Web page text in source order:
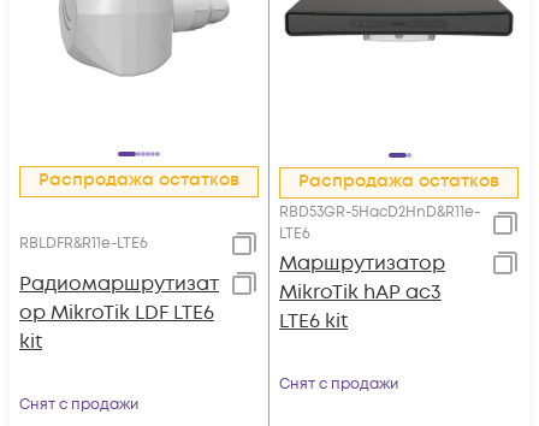
Распродажа остатков
RBLDFR&R11e-LTE6
Радиомаршрутизат
ор MikroTik LDF LTE6
kit
Снят с продажи
Распродажа остатков
RBD53GR-5HacD2HnD&R11e-
LTE6
Маршрутизатор
MikroTik hAP ac3
LTE6 kit
Снят с продажи